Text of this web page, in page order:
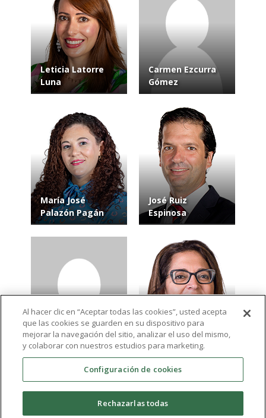
Leticia Latorre
Luna
Carmen Ezcurra
Gómez
María José
Palazón Pagán
José Ruiz
Espinosa
Francisco Javier
Meseguer
Espinosa
Silvia Fuensanta
Durán Alonso
Al hacer clic en “Aceptar todas las cookies”, usted acepta
que las cookies se guarden en su dispositivo para
mejorar la navegación del sitio, analizar el uso del mismo,
y colaborar con nuestros estudios para marketing.
Configuración de cookies
Rechazarlas todas